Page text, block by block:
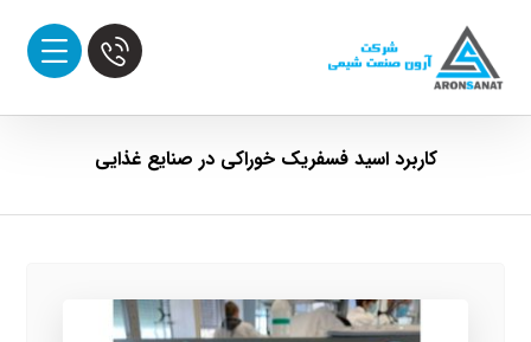
کاربرد اسید فسفریک خوراکی در صنایع غذایی